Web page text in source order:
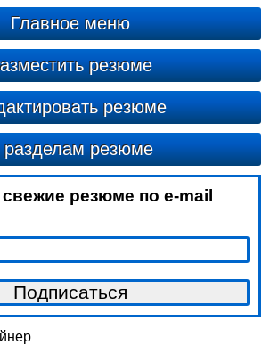
Главное меню
резюме
резюме
разделам резюме
резюме по e-mail